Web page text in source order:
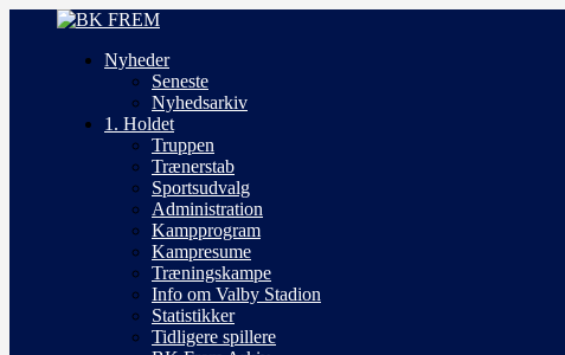
Nyheder
Seneste
Nyhedsarkiv
1. Holdet
Truppen
Trænerstab
Sportsudvalg
Administration
Kampprogram
Kampresume
Træningskampe
Info om Valby Stadion
Statistikker
Tidligere spillere